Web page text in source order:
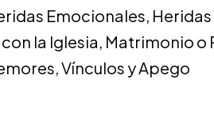
Emocionales, Heridas
la Iglesia, Matrimonio o
, Vínculos y Apego